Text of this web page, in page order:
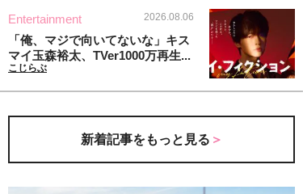
Entertainment 2026.08.06
「俺、マジで向いてないな」キス
マイ玉森裕太、TVer1000万再生...
こじらぶ
新着記事をもっと見る